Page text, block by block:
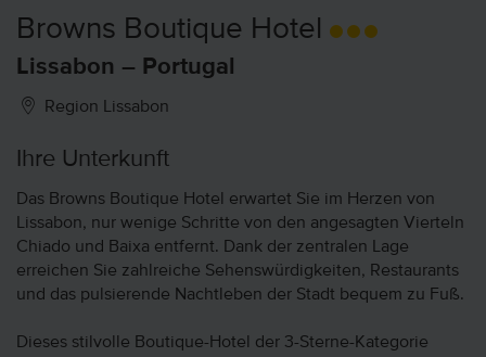
Browns Boutique Hotel
Lissabon – Portugal
Region Lissabon
Ihre Unterkunft
Das Browns Boutique Hotel erwartet Sie im Herzen von
Lissabon, nur wenige Schritte von den angesagten Vierteln
Chiado und Baixa entfernt. Dank der zentralen Lage
erreichen Sie zahlreiche Sehenswürdigkeiten, Restaurants
und das pulsierende Nachtleben der Stadt bequem zu Fuß.
Dieses stilvolle Boutique-Hotel der 3-Sterne-Kategorie